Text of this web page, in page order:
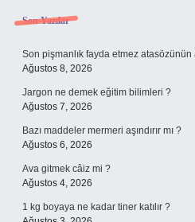
Sidebar
Son Yazılar
Son pişmanlık fayda etmez atasözünün
Ağustos 8, 2026
Jargon ne demek eğitim bilimleri ?
Ağustos 7, 2026
Bazı maddeler mermeri aşındırır mı ?
Ağustos 6, 2026
Ava gitmek câiz mi ?
Ağustos 4, 2026
1 kg boyaya ne kadar tiner katılır ?